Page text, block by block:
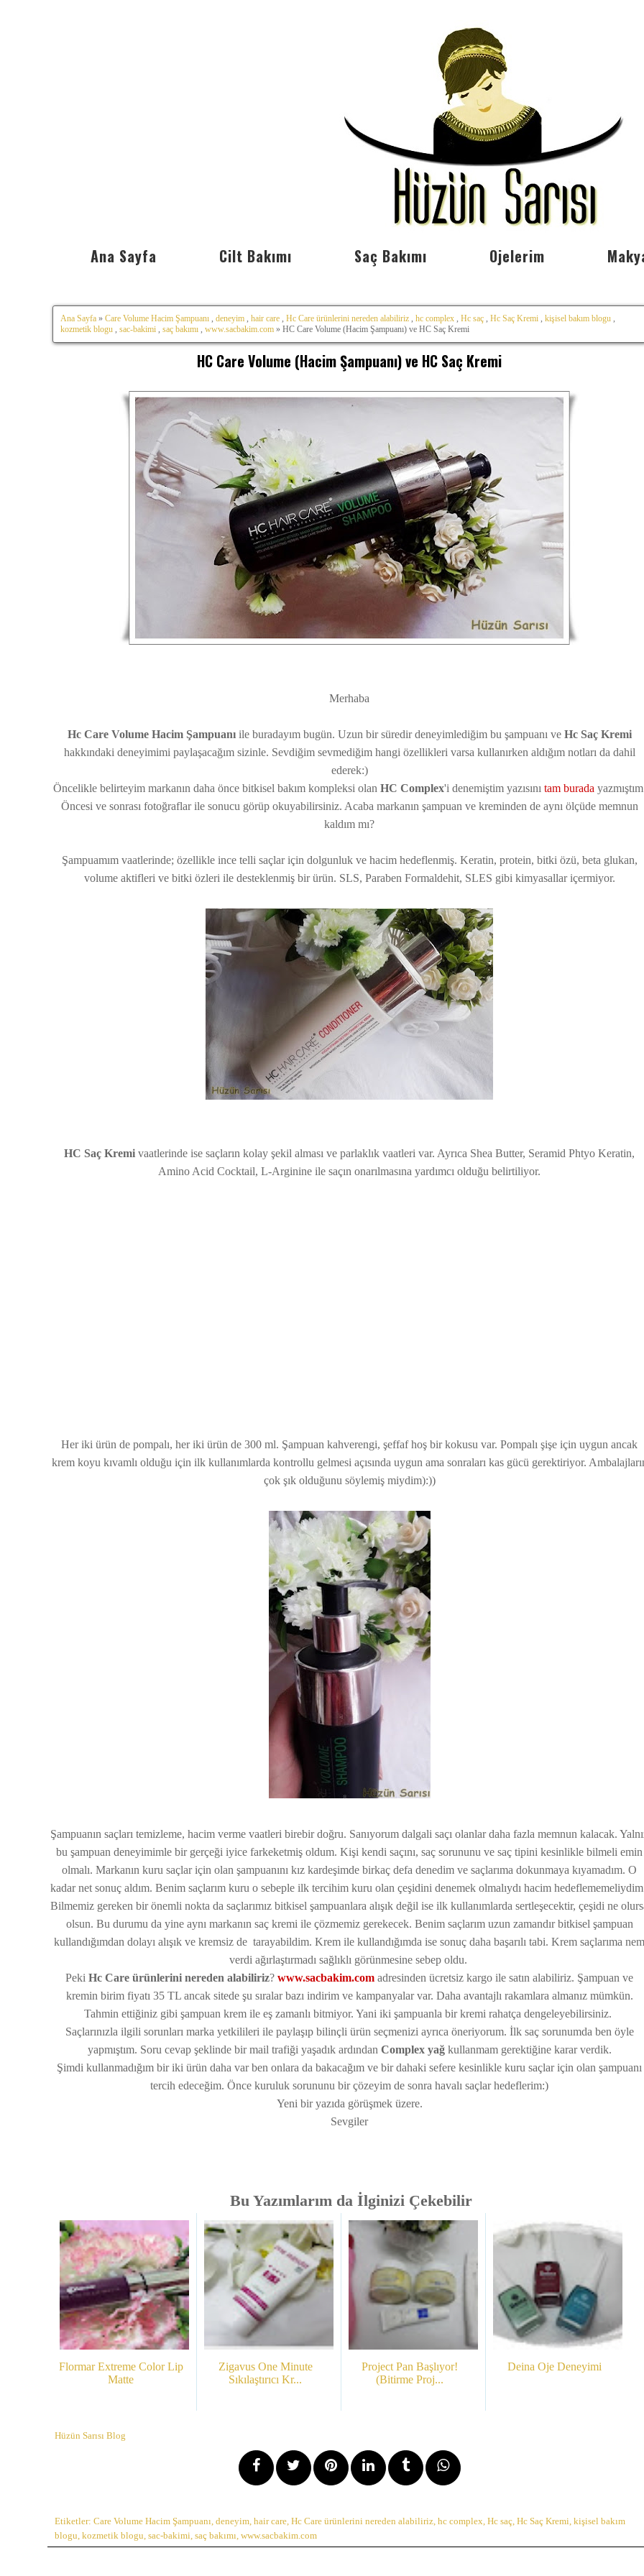
Ana Sayfa Cilt Bakımı Saç Bakımı Ojelerim
Ana Sayfa » Care Volume Hacim Şampuanı , deneyim , hair care , Hc Care ürünlerini nereden alabiliriz , hc complex , Hc saç , Hc Saç Kremi , kişisel bakım blogu ,
kozmetik blogu , sac-bakimi , saç bakımı , www.sacbakim.com » HC Care Volume (Hacim Şampuanı) ve HC Saç Kremi
HC Care Volume (Hacim Şampuanı) ve HC Saç Kremi
Merhaba
Hc Care Volume Hacim Şampuanıile buradayım bugün. Uzun bir süredir deneyimlediğim bu şampuanı ve Hc Saç Kremi
hakkındaki deneyimimi paylaşacağım sizinle. Sevdiğim sevmediğim hangi özellikleri varsa kullanırken aldığım notları da dahil
ederek:)
Öncelikle belirteyim markanın daha önce bitkisel bakım kompleksi olan HC Complex'i denemiştim yazısını tam burada
Öncesi ve sonrası fotoğraflar ile sonucu görüp okuyabilirsiniz. Acaba markanın şampuan ve kreminden de aynı ölçüde memnun
kaldım mı?
Şampuamım vaatlerinde; özellikle ince telli saçlar için dolgunluk ve hacim hedeflenmiş. Keratin, protein, bitki özü, beta glukan,
volume aktifleri ve bitki özleri ile desteklenmiş bir ürün. SLS, Paraben Formaldehit, SLES gibi kimyasallar içermiyor.
HC Saç Kremi vaatlerinde ise saçların kolay şekil alması ve parlaklık vaatleri var. Ayrıca Shea Butter, Seramid Phtyo Keratin,
Amino Acid Cocktail, L-Arginine ile saçın onarılmasına yardımcı olduğu belirtiliyor.
Her iki ürün de pompalı, her iki ürün de 300 ml. Şampuan kahverengi, şeffaf hoş bir kokusu var. Pompalı şişe için uygun ancak
krem koyu kıvamlı olduğu için ilk kullanımlarda kontrollu gelmesi açısında uygun ama sonraları kas gücü gerektiriyor.
çok şık olduğunu söylemiş miydim):))
Şampuanın saçları temizleme, hacim verme vaatleri birebir doğru. Sanıyorum dalgali saçı olanlar daha fazla memnun kalacak.
bu şampuan deneyimimle bir gerçeği iyice farkeketmiş oldum. Kişi kendi saçını, saç sorununu ve saç tipini kesinlikle bilmeli emin
olmalı. Markanın kuru saçlar için olan şampuanını kız kardeşimde birkaç defa denedim ve saçlarıma dokunmaya kıyamadım. O
kadar net sonuç aldım. Benim saçlarım kuru o sebeple ilk tercihim kuru olan çeşidini denemek olmalıydı hacim
Bilmemiz gereken bir önemli nokta da saçlarımız bitkisel şampuanlara alışık değil ise ilk kullanımlarda sertleşecektir, çeşidi ne
olsun. Bu durumu da yine aynı markanın saç kremi ile çözmemiz gerekecek. Benim saçlarım uzun zamandır bitkisel şampuan
kullandığımdan dolayı alışık ve kremsiz de tarayabildim. Krem ile kullandığımda ise sonuç daha başarılı tabi. Krem saçlarıma nem
verdi ağırlaştırmadı sağlıklı görünmesine sebep oldu.
Peki Hc Care ürünlerini nereden alabiliriz? www.sacbakim.com adresinden ücretsiz kargo ile satın alabiliriz. Şampuan ve
kremin birim fiyatı 35 TL ancak sitede şu sıralar bazı indirim ve kampanyalar var. Daha avantajlı rakamlara almanız mümkün.
Tahmin ettiğiniz gibi şampuan krem ile eş zamanlı bitmiyor. Yani iki şampuanla bir kremi rahatça dengeleyebilirsiniz.
Saçlarınızla ilgili sorunları marka yetkilileri ile paylaşıp bilinçli ürün seçmenizi ayrıca öneriyorum. İlk saç sorunumda ben öyle
yapmıştım. Soru cevap şeklinde bir mail trafiği yaşadık ardından Complex yağkullanmam gerektiğine karar verdik.
Şimdi kullanmadığım bir iki ürün daha var ben onlara da bakacağım ve bir dahaki sefere kesinlikle kuru saçlar için olan şampuanı
tercih edeceğim. Önce kuruluk sorununu bir çözeyim de sonra havalı saçlar hedeflerim:)
Yeni bir yazıda görüşmek üzere.
Sevgiler
Bu Yazımlarım da İlginizi Çekebilir
Flormar Extreme Color Lip
Matte
Zigavus One Minute
Sıkılaştırıcı Kr...
Project Pan Başlıyor!
(Bitirme Proj...
Deina Oje Deneyimi
Hüzün Sarısı Blog
Etiketler: Care Volume Hacim Şampuanı deneyim hair care Hc Care ürünlerini nereden alabiliriz hc complex Hc saç Hc Saç Kremi kişisel bakım
blogu kozmetik blogu sac-bakimi saç bakımı www.sacbakim.com